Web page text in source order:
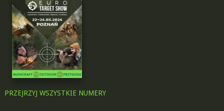
PRZEJRZYJ WSZYSTKIE NUMERY